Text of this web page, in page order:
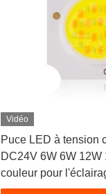
Vidéo
Puce LED à tension
DC24V 6W 6W 12W
couleur pour